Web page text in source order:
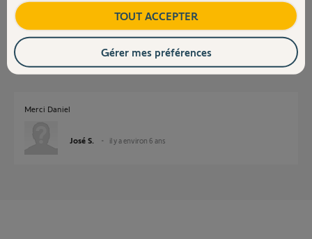
il y a environ 6 ans
Merci Daniel
José S. il y a environ 6 ans
TOUT ACCEPTER
Gérer mes préférences